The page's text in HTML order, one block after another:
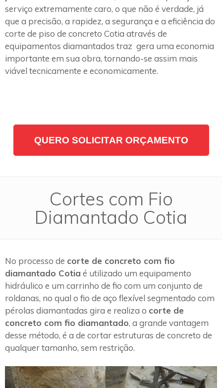
serviço extremamente caro, o que não é verdade, já
que a precisão, a rapidez, a segurança e a eficiência do
corte de piso de concreto Cotia através de
equipamentos diamantados traz gera uma economia
importante em sua obra, tornando-se assim mais
viável tecnicamente e economicamente.
QUERO SOLICITAR ORÇAMENTO
Cortes com Fio
Diamantado Cotia
No processo de corte de concreto com fio
diamantado Cotia é utilizado um equipamento
hidráulico e um carrinho de fio com um conjunto de
roldanas, no qual o fio de aço flexível segmentado com
pérolas diamantadas gira e realiza o corte de
concreto com fio diamantado, a grande vantagem
desse método, é a de cortar estruturas de concreto de
qualquer tamanho, sem restrição.